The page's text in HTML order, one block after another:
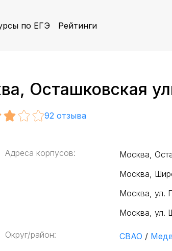
по ЕГЭ Рейтинги
Осташковская
92 отзыва
Адреса корпусов: Москва,
Москва,
Москва, ул.
Москва, ул.
Округ/район: СВАО /